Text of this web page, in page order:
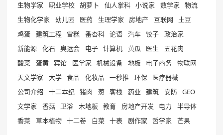
生物学家
职业学校 胡萝卜 仙人掌科 小说家 数学家
物流
生物化学家
幼儿园 医药 生理学家 房地产 互联网
土豆
鸡蛋
建筑工程 雪糕 番杏科 论语 汽车 饺子
政治家
新能源
化石 奥运会 电子 计算机 黄瓜 医生
五花肉
酸菜
蛋黄 宾馆 医学家 机械设备 地板 电子商务
物联网
天文学家
大学 食品 化妆品 一秒推 环保
医疗器械
公司介绍
十二本纪 猪肉 葱 客栈 药业 建筑 安防 GEO
文学家
香菇 卫浴 木地板 教育 房地产开发 电力
半导体
香菜
草本植物 十二卷 白菜 十表 剧作家 哲学家 芒果